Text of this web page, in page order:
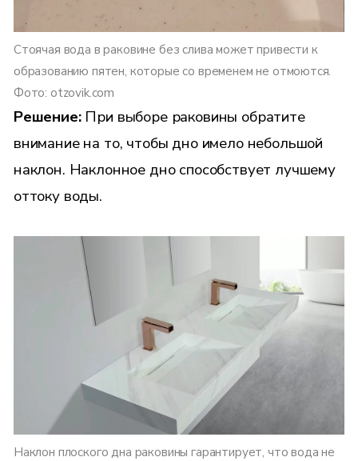
Стоячая вода в раковине без слива может привести к
образованию пятен, которые со временем не отмоются.
Фото: otzovik.com
Решение:При выборе раковины обратите
внимание на то, чтобы дно имело небольшой
наклон. Наклонное дно способствует лучшему
оттоку воды.
Наклон плоского дна раковины гарантирует, что вода не